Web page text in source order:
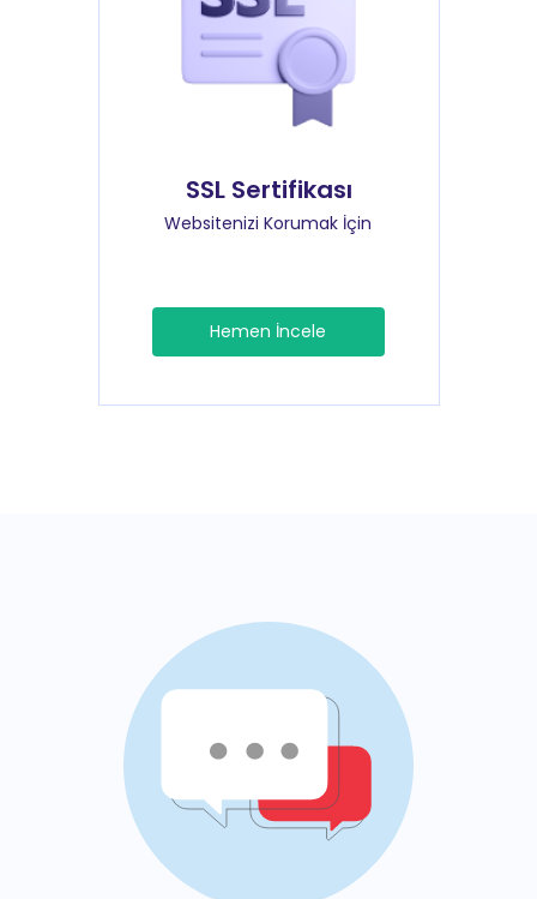
SSL Sertifikası
Websitenizi Korumak İçin
Hemen İncele